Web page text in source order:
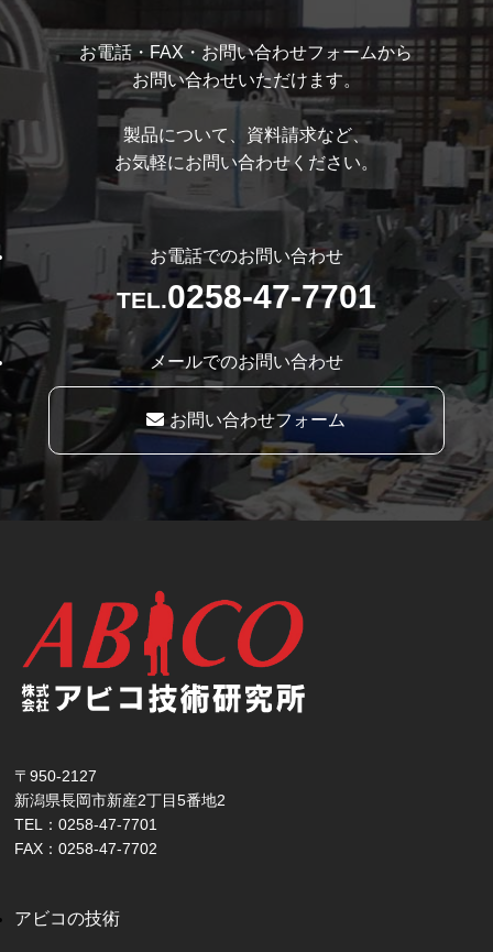
お電話・FAX・お問い合わせフォームから
お問い合わせいただけます。
製品について、資料請求など、
お気軽にお問い合わせください。
お電話でのお問い合わせ
TEL.0258-47-7701
メールでのお問い合わせ
お問い合わせフォーム
〒950-2127
新潟県長岡市新産2丁目5番地2
TEL：0258-47-7701
FAX：0258-47-7702
アビコの技術